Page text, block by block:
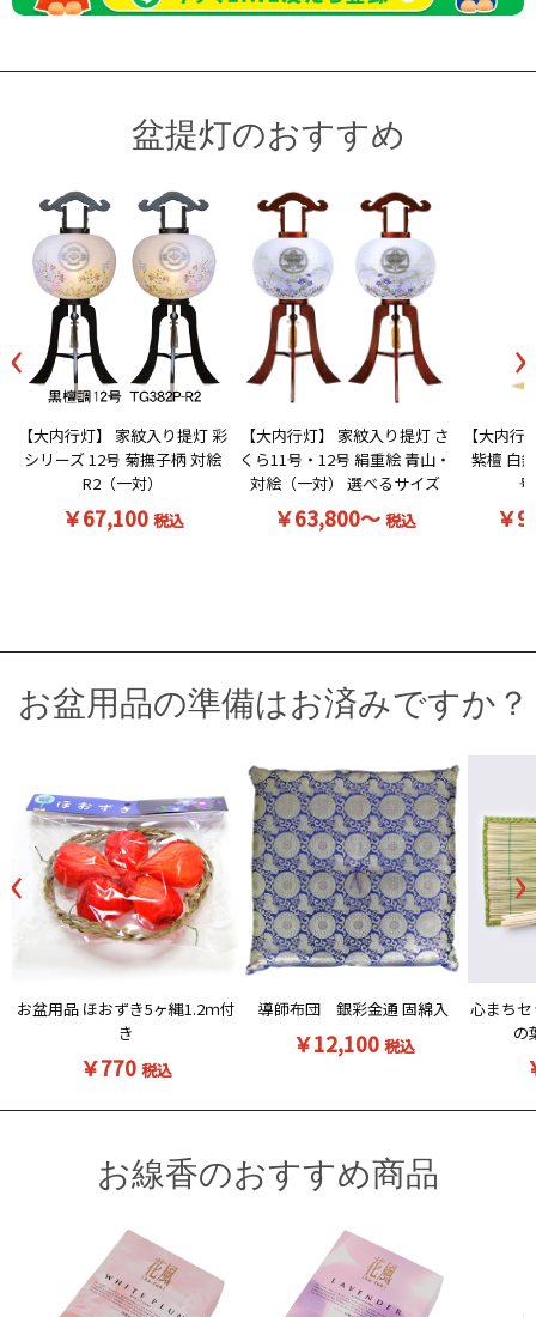
盆提灯のおすすめ
‹
【大内行灯】 家紋入り提灯 彩
シリーズ 12号 菊撫子柄 対絵
R2（一対）
￥67,100 税込
【大内行灯】 家紋入り提灯 さ
くら11号・12号 絹重絵 青山・
対絵（一対） 選べるサイズ
￥63,800～税込
【大内
紫檀 白
￥
›
お盆用品の準備はお済みですか？
‹
お盆用品 ほおずき5ヶ縄1.2ｍ付
き
￥770 税込
導師布団 銀彩金通 固綿入
￥12,100 税込
心まち
の
›
お線香のおすすめ商品